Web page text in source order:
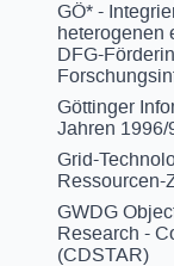
GÖ* -
heterogenen
DFG-
Göttinger
Jahren 1996/
Grid-
Ressourcen-
GWDG
Research -
(CDSTAR)